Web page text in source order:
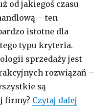
od jakiegoś czasu
– ten
istotne dla
typu kryteria.
sprzedaży jest
rozwiązań –
są
firmy? Czytaj dalej